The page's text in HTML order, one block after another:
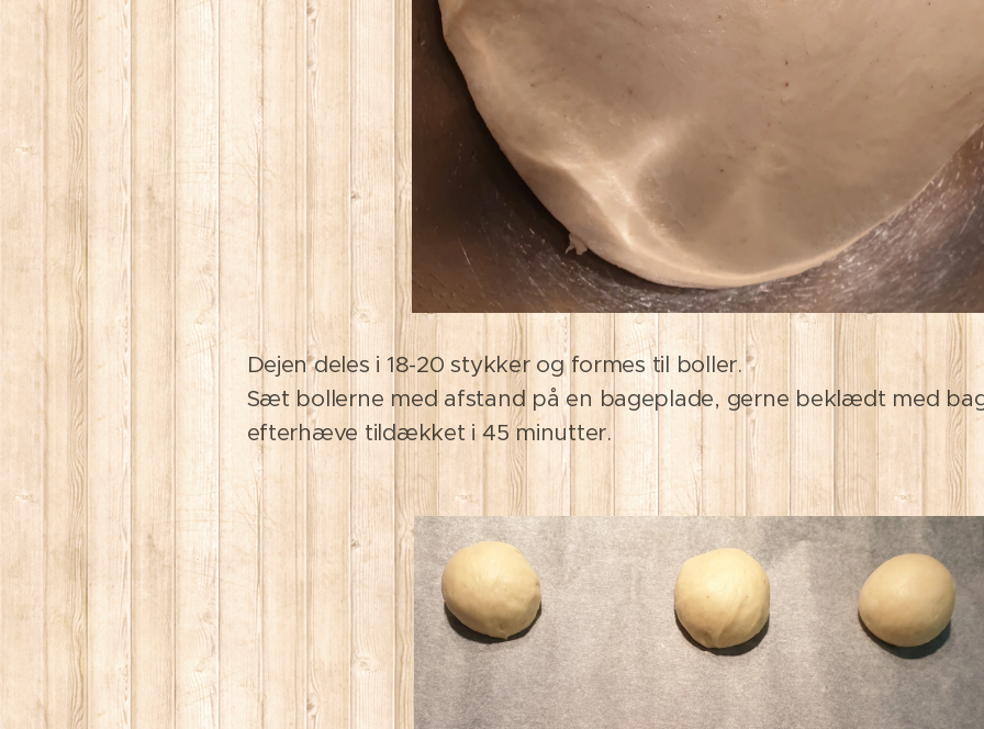
Dejen deles i 18-20 stykker og formes til boller.
Sæt bollerne med afstand på en bageplade, gerne beklædt med
efterhæve tildækket i 45 minutter.